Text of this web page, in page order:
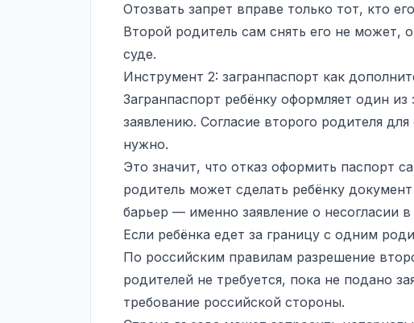
Отозвать запрет вправе только тот, кто
Второй родитель сам снять его не может,
суде.
Инструмент 2: загранпаспорт как
Загранпаспорт ребёнку оформляет один
заявлению. Согласие второго родителя
нужно.
Это значит, что отказ оформить паспорт
родитель может сделать ребёнку
барьер — именно заявление о несогласии
Если ребёнка едет за границу с одним
По российским правилам разрешение
родителей не требуется, пока не подано
требование российской стороны.